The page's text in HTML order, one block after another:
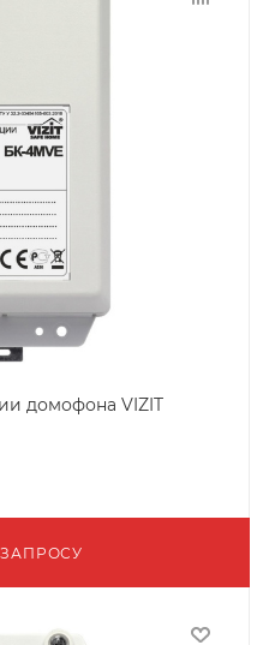
домофона VIZIT